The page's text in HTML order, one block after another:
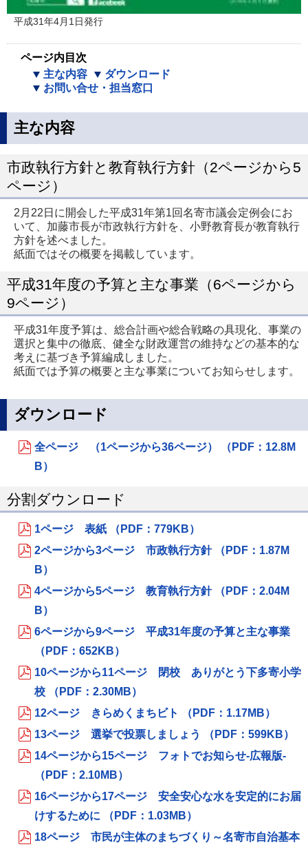
平成31年4月1日発行
ページ内目次
主な内容
ダウンロード
お問い合せ・担当窓口
主な内容
市政執行方針と教育執行方針（2ページから5
ページ）
2月22日に開会した平成31年第1回名寄市議会定例会にお
いて、加藤市長が市政執行方針を、小野教育長が教育執行
方針を述べました。
紙面ではその概要を掲載しています。
平成31年度の予算と主な事業（6ページから
9ページ）
平成31年度予算は、総合計画や総合戦略の具現化、事業の
選択と集中の徹底、健全な財政運営の維持などの基本的な
考えに基づき予算編成しました。
紙面では予算の概要と主な事業についてお知らせします。
ダウンロード
全ページ （1ページから36ページ） （PDF：12.8M
B）
分割ダウンロード
1ページ 表紙 （PDF：779KB）
2ページから3ページ 市政執行方針 （PDF：1.87M
B）
4ページから5ページ 教育執行方針 （PDF：2.04M
B）
6ページから9ページ 平成31年度の予算と主な事業
（PDF：652KB）
10ページから11ページ 閉校 ありがとう下多寄小学
校 （PDF：2.30MB）
12ページ きらめくまちビト （PDF：1.17MB）
13ページ 選挙で投票しましょう （PDF：599KB）
14ページから15ページ フォトでお知らせ‐広報版‐
（PDF：2.10MB）
16ページから17ページ 安全安心な水を安定的にお届
けするために （PDF：1.03MB）
18ページ 市民が主体のまちづくり～名寄市自治基本